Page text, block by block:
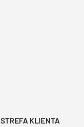
STREFA KLIENTA